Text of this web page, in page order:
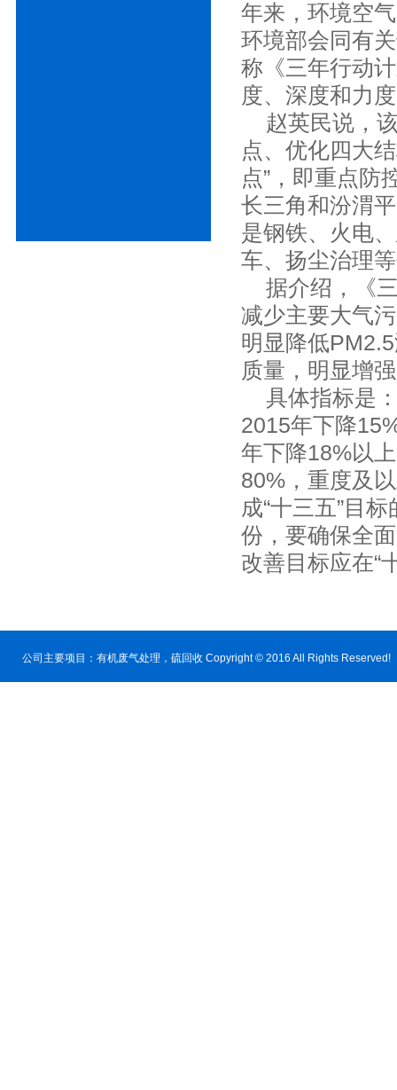
年来，环境空
环境部会同有
称《三年行动
度、深度和力
赵英民说，该
点、优化四大
点”，即重点防
长三角和汾渭
是钢铁、火电
车、扬尘治理
据介绍，《三
减少主要大气
明显降低
质量，明显增
具体指标是：
2015年下降
年下降18%以
80%，重度及
成“十三五”目
份，要确保全
改善目标应在“
公司主要项目： 有机废气处理 ，硫回收 Copyright © 2016 All Rights